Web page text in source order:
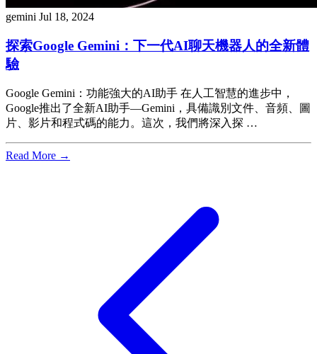
gemini Jul 18, 2024
探索Google Gemini：下一代AI聊天機器人的全新體
驗
Google Gemini：功能強大的AI助手 在人工智慧的進步中，
Google推出了全新AI助手—Gemini，具備識別文件、音頻、圖
片、影片和程式碼的能力。這次，我們將深入探 …
Read More →